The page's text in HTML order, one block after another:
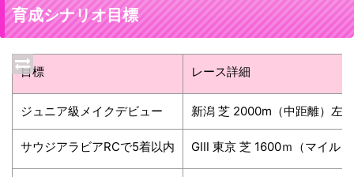
育成シナリオ目標
目標 レース詳細
ジュニア級メイクデビュー 新潟 芝 2000m（中距離）左
サウジアラビアRCで5着以内 GⅢ 東京 芝 1600ｍ（マイル